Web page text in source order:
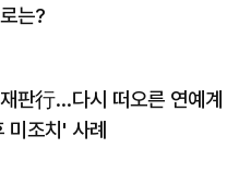
는?
판行…다시 떠오른 연예계
미조치' 사례